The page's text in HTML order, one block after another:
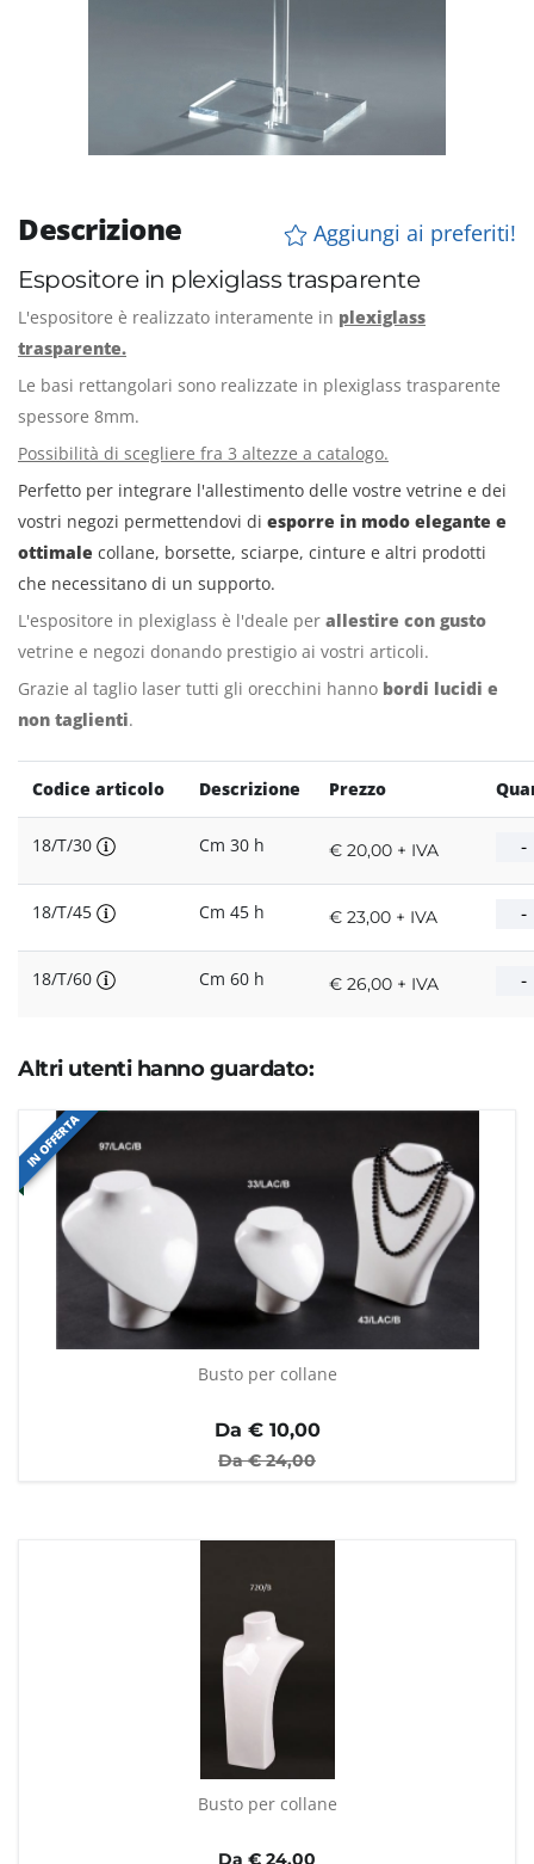
Descrizione
Aggiungi ai preferiti!
Espositore in plexiglass trasparente
L'espositore è realizzato interamente in plexiglass
trasparente.
Le basi rettangolari sono realizzate in plexiglass trasparente
spessore 8mm.
Possibilità di scegliere fra 3 altezze a catalogo.
Perfetto per integrare l'allestimento delle vostre vetrine e dei
vostri negozi permettendovi di esporre in modo elegante e
ottimale collane, borsette, sciarpe, cinture e altri prodotti
che necessitano di un supporto.
L'espositore in plexiglass è l'deale per allestire con gusto
vetrine e negozi donando prestigio ai vostri articoli.
Grazie al taglio laser tutti gli orecchini hanno bordi lucidi e
non taglienti.
Codice articolo Descrizione Prezzo
18/T/30 Cm 30 h € 20,00 + IVA
18/T/45 Cm 45 h € 23,00 + IVA
18/T/60 Cm 60 h € 26,00 + IVA
Altri utenti hanno guardato:
IN OFFERTA
Busto per collane
Da €10,00
Da €24,00
Busto per collane
Da € 24,00